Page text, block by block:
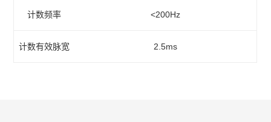
计数频率 <200Hz
计数有效脉宽 2.5ms